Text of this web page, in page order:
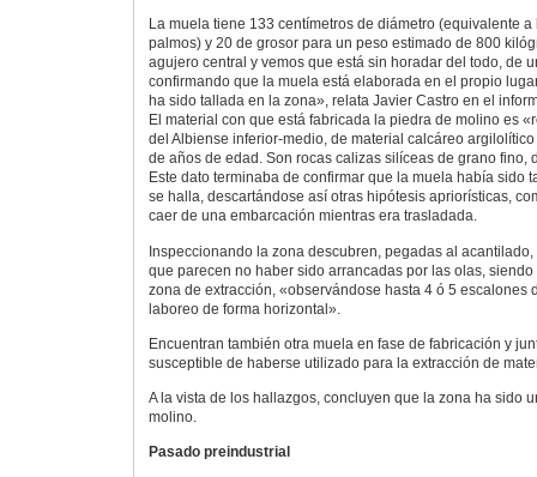
La muela tiene 133 centímetros de diámetro (equivalente
palmos) y 20 de grosor para un peso estimado de 800
agujero central y vemos que está sin horadar del todo, de
confirmando que la muela está elaborada en el propio
ha sido tallada en la zona», relata Javier Castro en el
El material con que está fabricada la piedra de molino es
del Albiense inferior-medio, de material calcáreo
de años de edad. Son rocas calizas silíceas de grano fino,
Este dato terminaba de confirmar que la muela había sido
se halla, descartándose así otras hipótesis apriorísticas,
caer de una embarcación mientras era trasladada.
Inspeccionando la zona descubren, pegadas al
que parecen no haber sido arrancadas por las olas,
zona de extracción, «observándose hasta 4 ó 5 escalones
laboreo de forma horizontal».
Encuentran también otra muela en fase de fabricación y
susceptible de haberse utilizado para la extracción de
A la vista de los hallazgos, concluyen que la zona ha sido
molino.
Pasado preindustrial